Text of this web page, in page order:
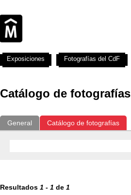
Catálogo de fotografías
General Catálogo de fotografías
Resultados 1 - 1 de 1
Exposiciones Fotografías del CdF